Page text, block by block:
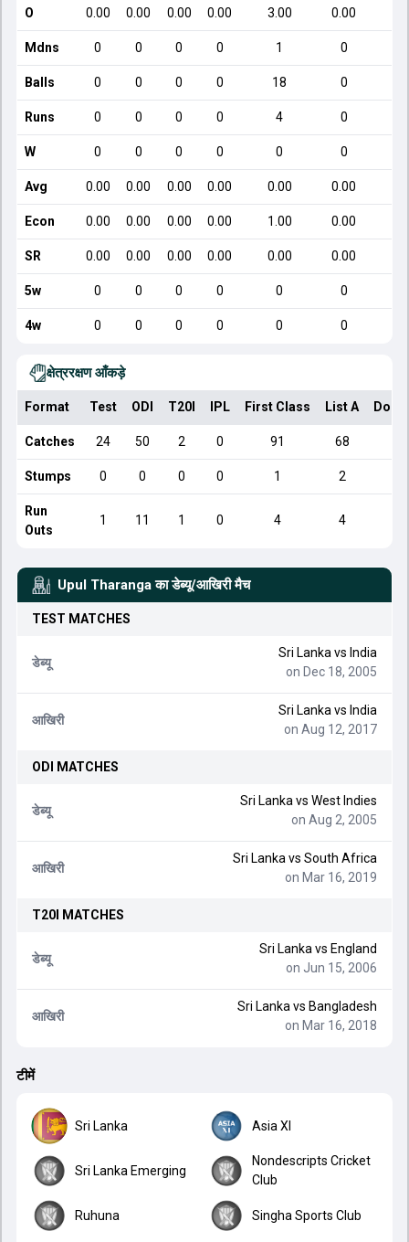
O 0.00 0.00 0.00 0.00 3.00 0.00
Mdns 0 0 0 0 1 0
Balls 0 0 0 0 18 0
Runs 0 0 0 0 4 0
W 0 0 0 0 0 0
Avg 0.00 0.00 0.00 0.00 0.00 0.00
Econ 0.00 0.00 0.00 0.00 1.00 0.00
SR 0.00 0.00 0.00 0.00 0.00 0.00
5w 0 0 0 0 0 0
4w 0 0 0 0 0 0
क्षेत्ररक्षण आँकड़े
Format Test ODI T20I IPL First Class List A
Catches 24 50 2 0 91 68
Stumps 0 0 0 0 1 2
Run
Outs
1 11 1 0 4 4
Upul Tharanga का डेब्यू/आखिरी मैच
TEST MATCHES
डेब्यू
Sri Lanka vs India
on Dec 18, 2005
आखिरी
Sri Lanka vs India
on Aug 12, 2017
ODI MATCHES
डेब्यू
Sri Lanka vs West Indies
on Aug 2, 2005
आखिरी
Sri Lanka vs South Africa
on Mar 16, 2019
T20I MATCHES
डेब्यू
Sri Lanka vs England
on Jun 15, 2006
आखिरी
Sri Lanka vs Bangladesh
on Mar 16, 2018
टीमें
Sri Lanka Asia XI
Sri Lanka Emerging
Nondescripts Cricket
Club
Ruhuna Singha Sports Club